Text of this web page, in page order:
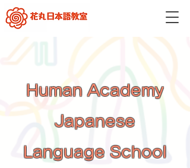
Human Academy
Japanese
Language School